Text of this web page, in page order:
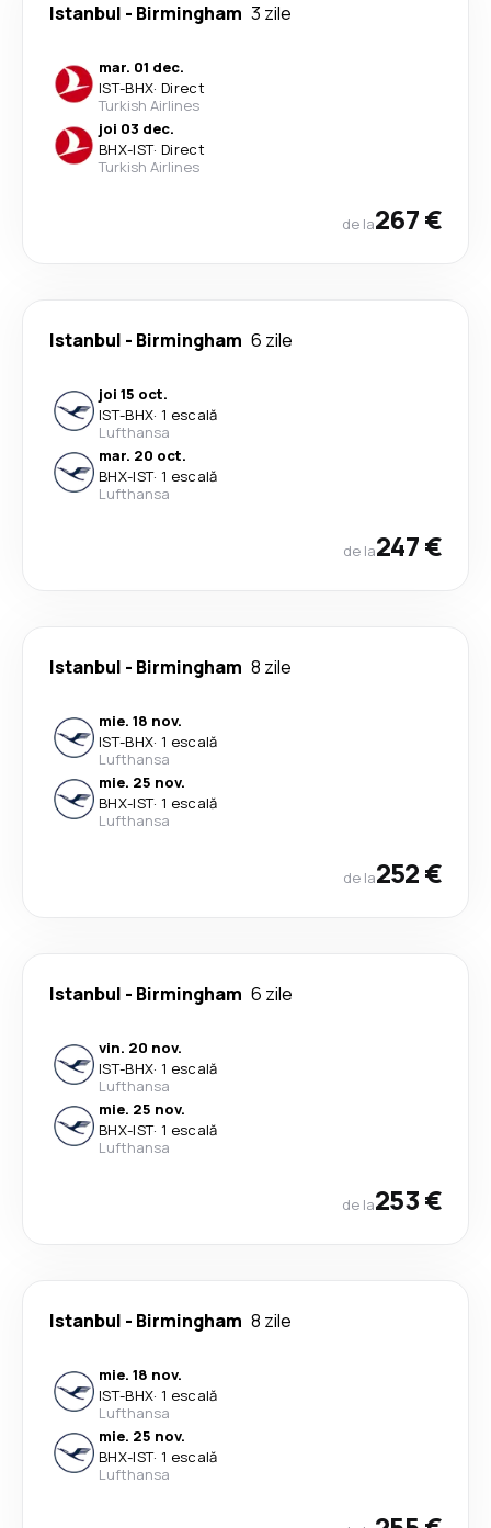
Istanbul - Birmingham 3 zile
mar. 01 dec.
IST-BHX· Direct
Turkish Airlines
joi 03 dec.
BHX-IST· Direct
Turkish Airlines
de la267 €
Istanbul - Birmingham 6 zile
joi 15 oct.
IST-BHX· 1 escală
Lufthansa
mar. 20 oct.
BHX-IST· 1 escală
Lufthansa
de la247 €
Istanbul - Birmingham 8 zile
mie. 18 nov.
IST-BHX· 1 escală
Lufthansa
mie. 25 nov.
BHX-IST· 1 escală
Lufthansa
de la252 €
Istanbul - Birmingham 6 zile
vin. 20 nov.
IST-BHX· 1 escală
Lufthansa
mie. 25 nov.
BHX-IST· 1 escală
Lufthansa
de la253 €
Istanbul - Birmingham 8 zile
mie. 18 nov.
IST-BHX· 1 escală
Lufthansa
mie. 25 nov.
BHX-IST· 1 escală
Lufthansa